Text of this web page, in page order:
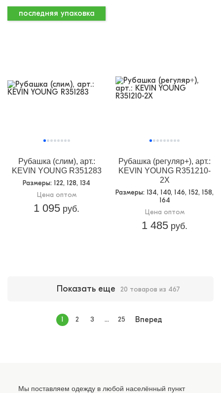
последняя упаковка
Рубашка (слим), арт.:
KEVIN YOUNG R351283
Размеры: 122, 128, 134
Цена оптом
1 095 руб.
Рубашка (регуляр+), арт.:
KEVIN YOUNG R351210-
2X
Размеры: 134, 140, 146, 152, 158,
164
Цена оптом
1 485 руб.
Показать еще 20 товаров из 467
1 2 3 ... 25 Вперед
Мы поставляем одежду в любой населённый пункт